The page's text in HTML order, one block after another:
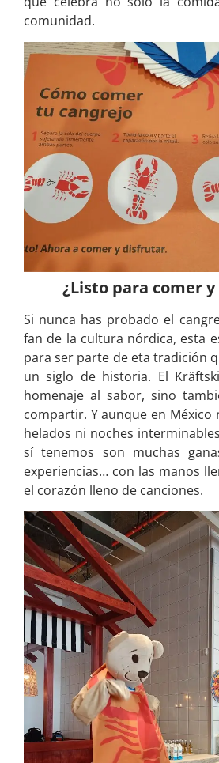
comunidad.
¿Listo para comer
Si nunca has probado el
fan de la cultura nórdica, esta
para ser parte de eta tradición
un siglo de historia. El
homenaje al sabor, sino
compartir. Y aunque en México
helados ni noches
sí tenemos son muchas
experiencias… con las manos
el corazón lleno de canciones.